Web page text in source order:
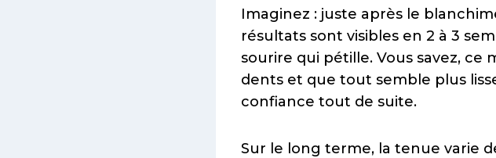
Imaginez : juste après le
résultats sont visibles en 2 à 3
sourire qui pétille. Vous savez, ce
dents et que tout semble plus
confiance tout de suite.
Sur le long terme, la tenue varie